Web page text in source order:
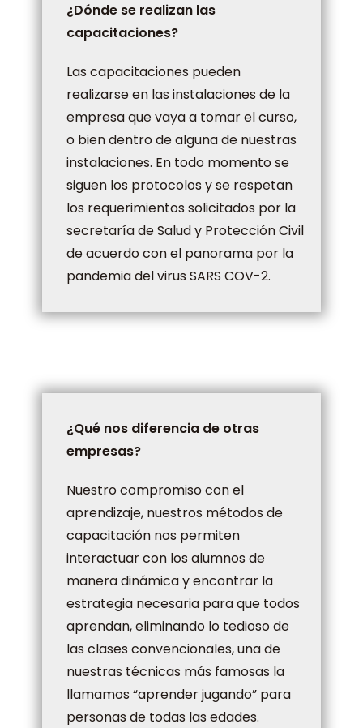
¿Dónde se realizan las
capacitaciones?
Las capacitaciones pueden
realizarse en las instalaciones de la
empresa que vaya a tomar el curso,
o bien dentro de alguna de nuestras
instalaciones. En todo momento se
siguen los protocolos y se respetan
los requerimientos solicitados por la
secretaría de Salud y Protección Civil
de acuerdo con el panorama por la
pandemia del virus SARS COV-2.
¿Qué nos diferencia de otras
empresas?
Nuestro compromiso con el
aprendizaje, nuestros métodos de
capacitación nos permiten
interactuar con los alumnos de
manera dinámica y encontrar la
estrategia necesaria para que todos
aprendan, eliminando lo tedioso de
las clases convencionales, una de
nuestras técnicas más famosas la
llamamos “aprender jugando” para
personas de todas las edades.